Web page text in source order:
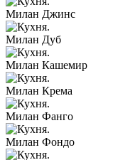
Милан Джинс
Милан Дуб
Милан Кашемир
Милан Крема
Милан Фанго
Милан Фондо